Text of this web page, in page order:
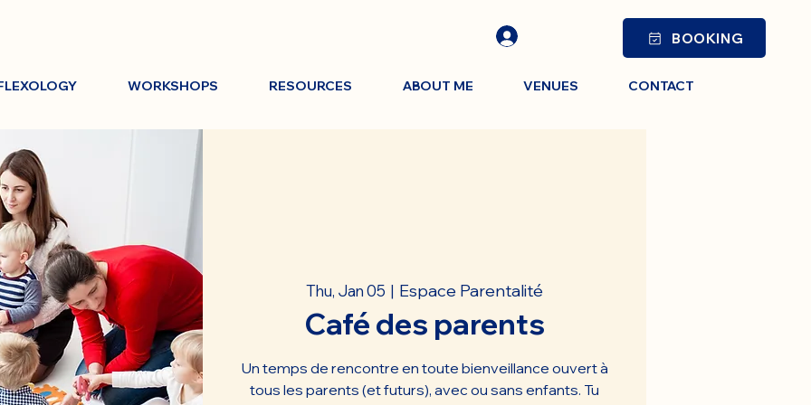
BOOKING
WORKSHOPS RESOURCES ABOUT ME VENUES CONTACT
Thu, Jan 05
  |
Espace Parentalité
Café des parents
Un temps de rencontre en toute bienveillance ouvert à
tous les parents (et futurs), avec ou sans enfants. Tu